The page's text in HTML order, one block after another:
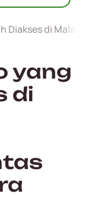
Diakses di
yang
di